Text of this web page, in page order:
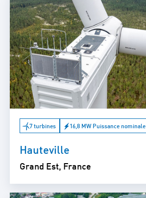
7 turbines 16,8 MW Puissance nominale
Hauteville
Grand Est, France